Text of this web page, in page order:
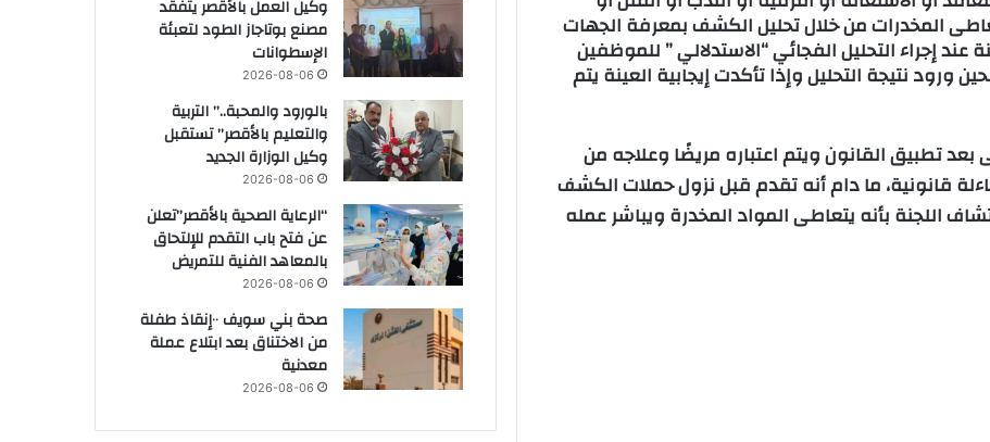
المخدرات من خلال تحليل الكشف بمعرفة الجهات
إجراء التحليل الفجائي “الاستدلالي ” للموظفين
ورود نتيجة التحليل وإذا تأكدت إيجابية العينة يتم
تطبيق القانون ويتم اعتباره مريضًا وعلاجه من
قانونية، ما دام أنه تقدم قبل نزول حملات الكشف
اللجنة بأنه يتعاطى المواد المخدرة ويباشر عمله
وكيل العمل بالأقصر يتفقد
مصنع بوتاجاز الطود لتعبئة
الإسطوانات
2026-08-06
بالورود والمحبة..” التربية
والتعليم بالأقصر” تستقبل
وكيل الوزارة الجديد
2026-08-06
“الرعاية الصحية بالأقصر”تعلن
عن فتح باب التقدم للإلتحاق
بالمعاهد الفنية للتمريض
2026-08-06
صحة بني سويف ٠٠إنقاذ طفلة
من الاختناق بعد ابتلاع عملة
معدنية
2026-08-06